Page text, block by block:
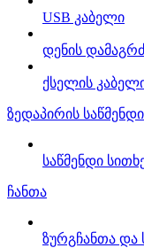
USB კაბელი
დენის
ქსელის
ზედაპირის საწმენდი
საწმენდი
ჩანთა
ზურგჩანთა და